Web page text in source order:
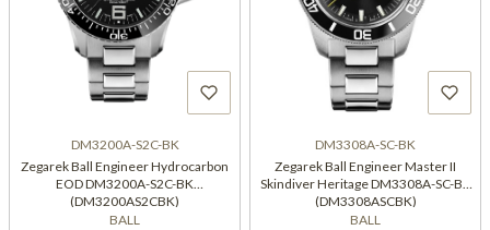
DM3200A-S2C-BK
Zegarek Ball Engineer Hydrocarbon
EOD DM3200A-S2C-BK
(DM3200AS2CBK)
BALL
DM3308A-SC-BK
Zegarek Ball Engineer Master II
Skindiver Heritage DM3308A-SC-BK
(DM3308ASCBK)
BALL